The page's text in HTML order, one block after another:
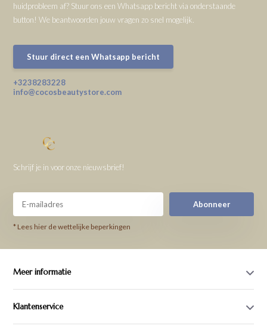
huidprobleem af? Stuur ons een Whatsapp bericht via onderstaande
button! We beantwoorden jouw vragen zo snel mogelijk.
Stuur direct een Whatsapp bericht
+3238283228
info@cocosbeautystore.com
Schrijf je in voor onze nieuwsbrief!
Abonneer
* Lees hier de wettelijke beperkingen
Meer informatie
Klantenservice